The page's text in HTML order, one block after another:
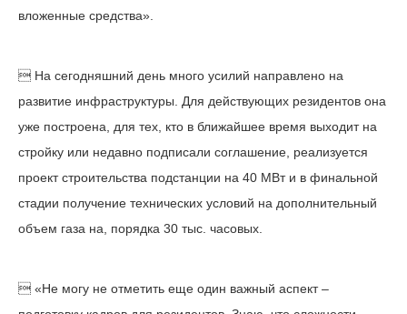
вложенные средства».
 На сегодняшний день много усилий направлено на
развитие инфраструктуры. Для действующих резидентов она
уже построена, для тех, кто в ближайшее время выходит на
стройку или недавно подписали соглашение, реализуется
проект строительства подстанции на 40 МВт и в финальной
стадии получение технических условий на дополнительный
объем газа на, порядка 30 тыс. часовых.
 «Не могу не отметить еще один важный аспект –